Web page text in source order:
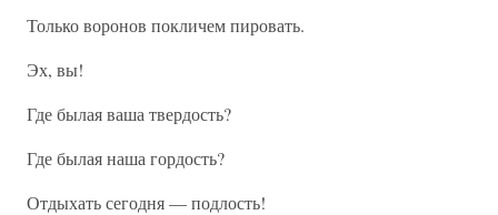
Только воронов покличем пировать.
Эх, вы!
Где былая ваша твердость?
Где былая наша гордость?
Отдыхать сегодня — подлость!